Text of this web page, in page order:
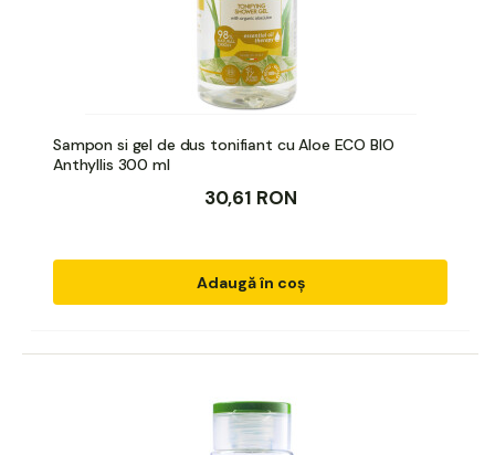
Sampon si gel de dus tonifiant cu Aloe ECO BIO
Anthyllis 300 ml
30,61 RON
Adaugă în coș